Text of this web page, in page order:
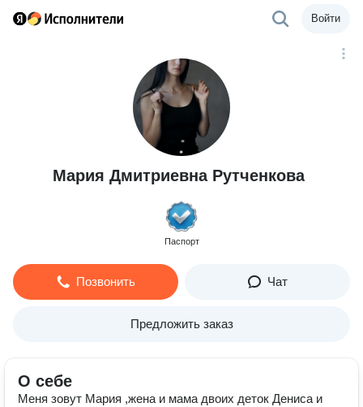
Войти
Мария Дмитриевна Рутченкова
Паспорт
Позвонить Чат
Предложить заказ
О себе
Меня зовут Мария ,жена и мама двоих деток Дениса и